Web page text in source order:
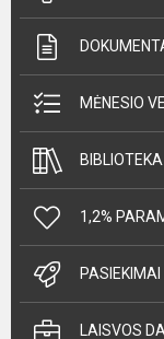
MĖNESIO
BIBLIOTEKA
1,2%
PASIEKIMAI
LAISVOS